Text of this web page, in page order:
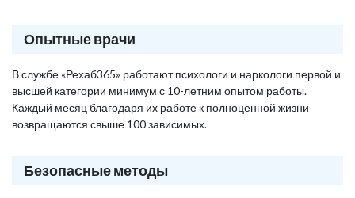
Опытные врачи
В службе «Рехаб365» работают психологи и наркологи первой и
высшей категории минимум с 10-летним опытом работы.
Каждый месяц благодаря их работе к полноценной жизни
возвращаются свыше 100 зависимых.
Безопасные методы